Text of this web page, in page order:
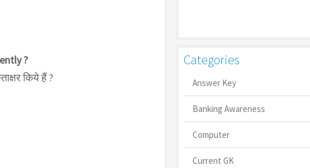
?
किये हैं ?
Categories
Answer Key
Banking Awareness
Computer
Current GK